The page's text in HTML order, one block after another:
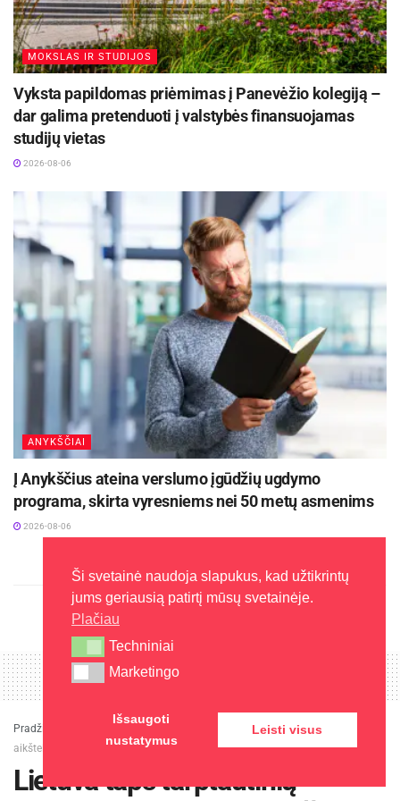
MOKSLAS IR STUDIJOS
Vyksta papildomas priėmimas į Panevėžio kolegiją –
dar galima pretenduoti į valstybės finansuojamas
studijų vietas
2026-08-06
ANYKŠČIAI
Į Anykščius ateina verslumo įgūdžių ugdymo
programa, skirta vyresniems nei 50 metų asmenims
2026-08-06
Pradžia
Lietuva taps tarptautinių kariuomenės pratybų
aikštele: žemai skraidys orlaiviai, dalyvaus tūkstančiai karių
Lietuva taps tarptautinių
Ši svetainė naudoja slapukus, kad užtikrintų
jums geriausią patirtį mūsų svetainėje.
Plačiau
Techniniai
Techniniai
Marketingo
Marketingo
Išsaugoti
nustatymus
Leisti visus